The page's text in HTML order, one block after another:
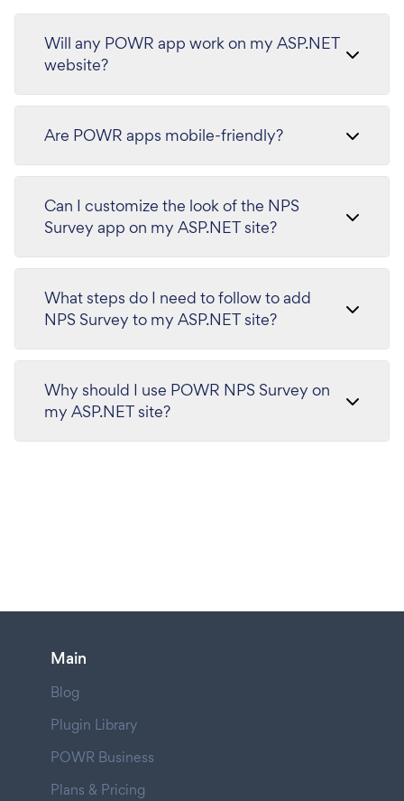
Will any POWR app work on my ASP.NET
website?
Are POWR apps mobile-friendly?
Can I customize the look of the NPS
Survey app on my ASP.NET site?
What steps do I need to follow to add
NPS Survey to my ASP.NET site?
Why should I use POWR NPS Survey on
my ASP.NET site?
Main
Blog
Plugin Library
POWR Business
Plans & Pricing